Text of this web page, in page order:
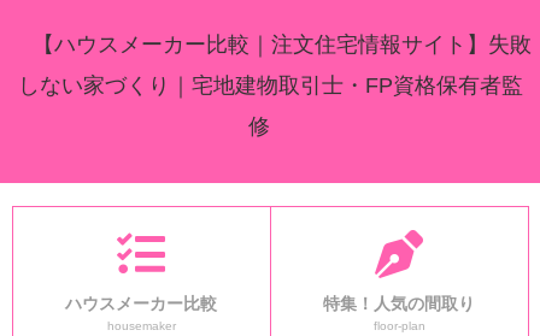
【ハウスメーカー比較｜注文住宅情報サイト】失敗
しない家づくり｜宅地建物取引士・FP資格保有者監
修
ハウスメーカー比較
housemaker
特集！人気の間取り
floor-plan